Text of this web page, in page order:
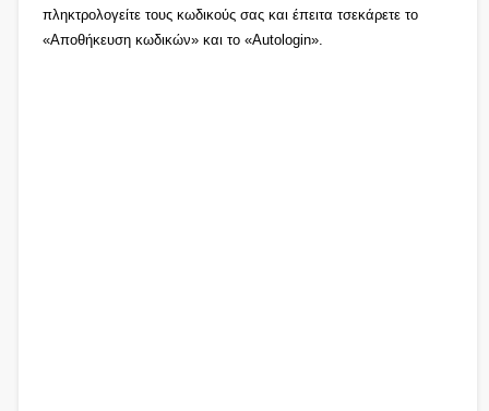
πληκτρολογείτε τους κωδικούς σας και έπειτα τσεκάρετε το
«Αποθήκευση κωδικών» και το «Autologin».